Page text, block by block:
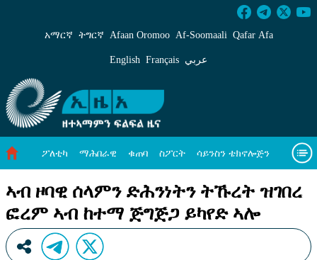
ኣብ ዞባዊ ሰላምን ድሕንነትን ትኹረት ዝገበረ ፎረም
አማርኛ ትግርኛ Afaan Oromoo Af‑Soomaali Qafar Afa
English Français عربي
ፖለቲካ ማሕበራዊ ቁጠባ ስፖርት ሳይንስን ቴክኖሎጅን
ዓለም ለኸዊ ዜናታት ቪዲዮታት
ኣብ ዞባዊ ሰላምን ድሕንነትን ትኹረት ዝገበረ
ፎረም ኣብ ከተማ ጅግጅጋ ይካየድ ኣሎ